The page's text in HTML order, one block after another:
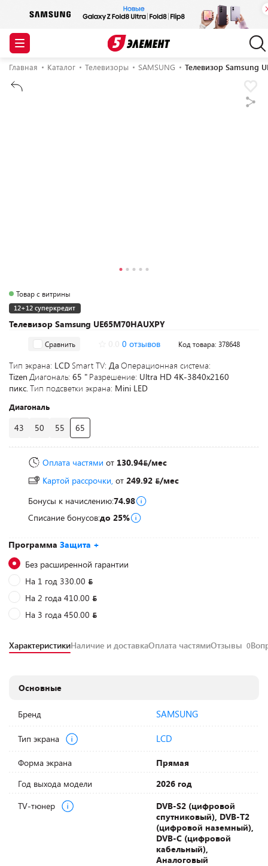
Главная Каталог Телевизоры SAMSUNG Телевизор Samsung
Телевизор Samsung UE65M70HAUXPY
Товар с витрины
12+12 суперкредит
Программа Защита +
Без расширенной гарантии
На 1 год 330.00
На 2 года 410.00
На 3 года 450.00
Сравнить 0 отзывов Код товара: 378648
Тип экрана: LCD Smart TV: ДаОперационная система:
Tizen Диагональ: 65 " Разрешение: Ultra HD 4K-3840x2160
пикс.Тип подсветки экрана: Mini LED
Диагональ
43 50 55 65
Оплата частями от 130.94 /мес
Картой рассрочки, от 249.92
/мес
Бонусы к начислению:74.98
Списание бонусов:до 25%
ХарактеристикиНаличие и доставкаОплата частямиОтзывы 0
Основные
Бренд SAMSUNG
Тип экрана LCD
Форма экрана
Прямая
Год выхода модели
2026 год
TV-тюнер
DVB-S2 (цифровой
спутниковый), DVB-T2
(цифровой наземный),
DVB-С (цифровой
кабельный),
Аналоговый